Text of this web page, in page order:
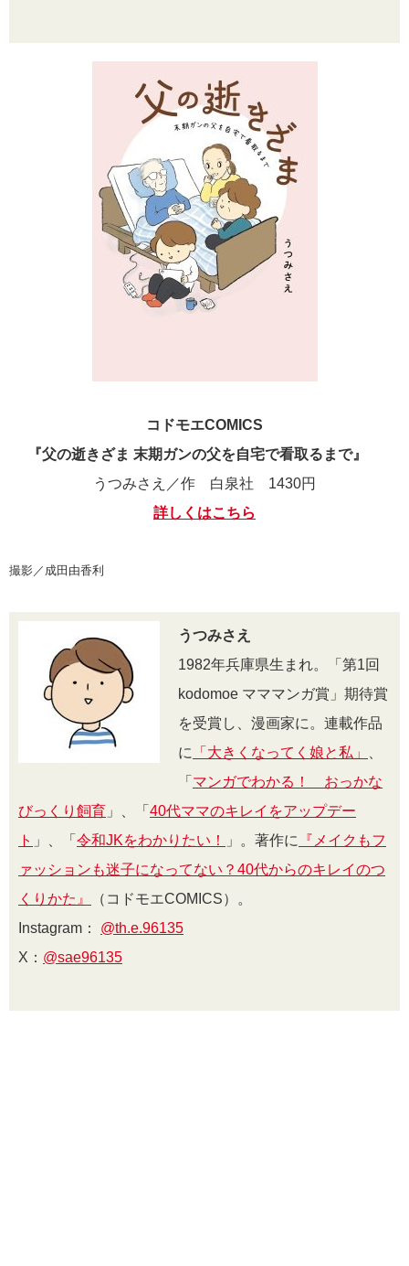
コドモエCOMICS
『父の逝きざま 末期ガンの父を自宅で看取るまで』
うつみさえ／作 白泉社 1430円
詳しくはこちら
撮影／成田由香利
うつみさえ
1982年兵庫県生まれ。「第1回
kodomoe マママンガ賞」期待賞
を受賞し、漫画家に。連載作品
に
「大きくなってく娘と私」
「 マンガでわかる！ おっかな
びっくり飼育 」、「 40代ママのキレイをアップデー
ト 」、「 令和JKをわかりたい！ 」。著作に
『メイクもフ
ァッションも迷子になってない？ 40代からのキレイのつ
くりかた 』
（コドモエCOMICS）。
Instagram： @th.e.96135
X： @sae96135